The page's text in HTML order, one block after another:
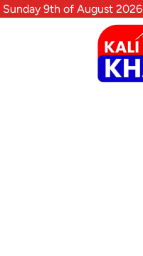
Sunday 9th of August 2026